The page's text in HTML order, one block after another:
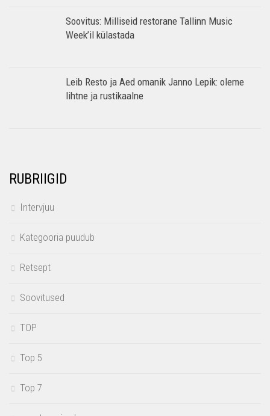
Soovitus: Milliseid restorane Tallinn Music
Week’il külastada
Leib Resto ja Aed omanik Janno Lepik: oleme
lihtne ja rustikaalne
RUBRIIGID
Intervjuu
Kategooria puudub
Retsept
Soovitused
TOP
Top 5
Top 7